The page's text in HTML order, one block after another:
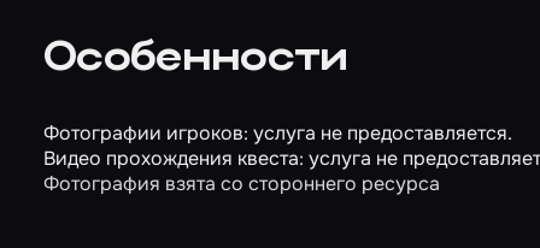
Особенности
Фотографии игроков: услуга не предоставляется.
Видео прохождения квеста: услуга не
Фотография взята со стороннего ресурса